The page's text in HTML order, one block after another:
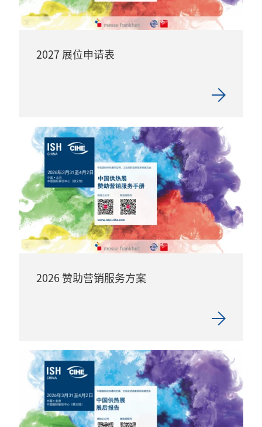
2027 展位申请表
2026 赞助营销服务方案